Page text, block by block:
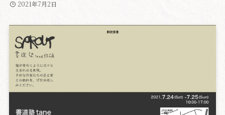
2021年7月2日